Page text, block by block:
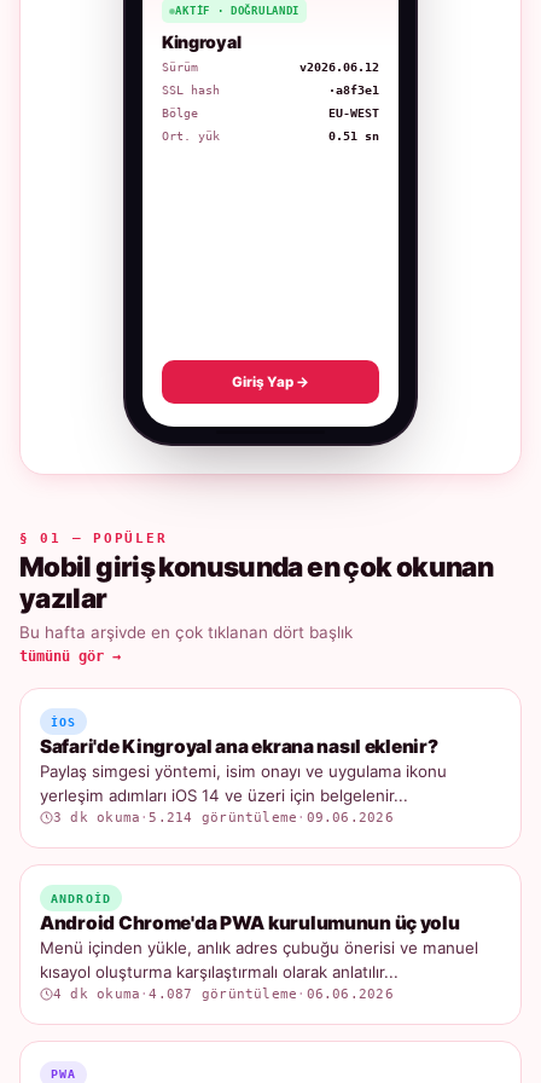
AKTIF · DOĞRULANDI
Kingroyal
Sürüm
v2026.06.12
SSL hash
·a8f3e1
Bölge
EU-WEST
Ort. yük
0.51 sn
Giriş Yap →
§ 01 — POPÜLER
Mobil giriş konusunda en çok okunan
yazılar
Bu hafta arşivde en çok tıklanan dört başlık
tümünü gör →
IOS
Safari'de Kingroyal ana ekrana nasıl eklenir?
Paylaş simgesi yöntemi, isim onayı ve uygulama ikonu
yerleşim adımları iOS 14 ve üzeri için belgelenir...
3 dk okuma ·5.214 görüntüleme · 09.06.2026
ANDROID
Android Chrome'da PWA kurulumunun üç yolu
Menü içinden yükle, anlık adres çubuğu önerisi ve manuel
kısayol oluşturma karşılaştırmalı olarak anlatılır...
4 dk okuma ·4.087 görüntüleme · 06.06.2026
PWA